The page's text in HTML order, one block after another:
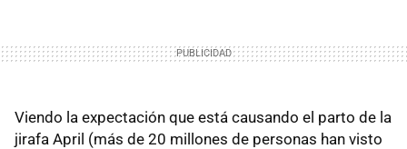
Viendo la expectación que está causando el parto de la
jirafa April (más de 20 millones de personas han visto